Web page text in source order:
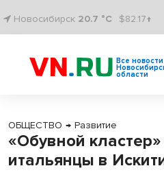
Новосибирск 20.7 °C $82.17↑
Все новости
области
ОБЩЕСТВО → Развитие
«Обувной кластер»
итальянцы в